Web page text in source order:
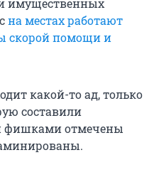
имущественных
на местах работают
скорой помощи и
какой-то ад, только
составили
фишками отмечены